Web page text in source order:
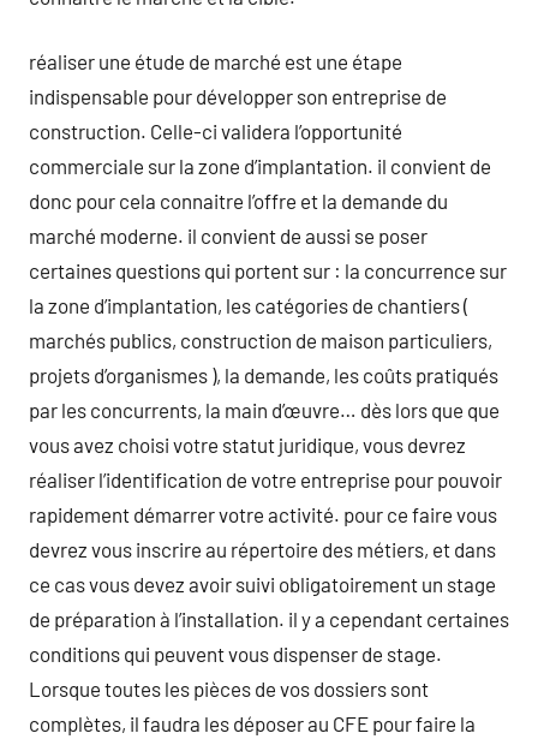
réaliser une étude de marché est une étape
indispensable pour développer son entreprise de
construction. Celle-ci validera l’opportunité
commerciale sur la zone d’implantation. il convient de
donc pour cela connaitre l’offre et la demande du
marché moderne. il convient de aussi se poser
certaines questions qui portent sur : la concurrence sur
la zone d’implantation, les catégories de chantiers (
marchés publics, construction de maison particuliers,
projets d’organismes ), la demande, les coûts pratiqués
par les concurrents, la main d’œuvre… dès lors que que
vous avez choisi votre statut juridique, vous devrez
réaliser l’identification de votre entreprise pour pouvoir
rapidement démarrer votre activité. pour ce faire vous
devrez vous inscrire au répertoire des métiers, et dans
ce cas vous devez avoir suivi obligatoirement un stage
de préparation à l’installation. il y a cependant certaines
conditions qui peuvent vous dispenser de stage.
Lorsque toutes les pièces de vos dossiers sont
complètes, il faudra les déposer au CFE pour faire la